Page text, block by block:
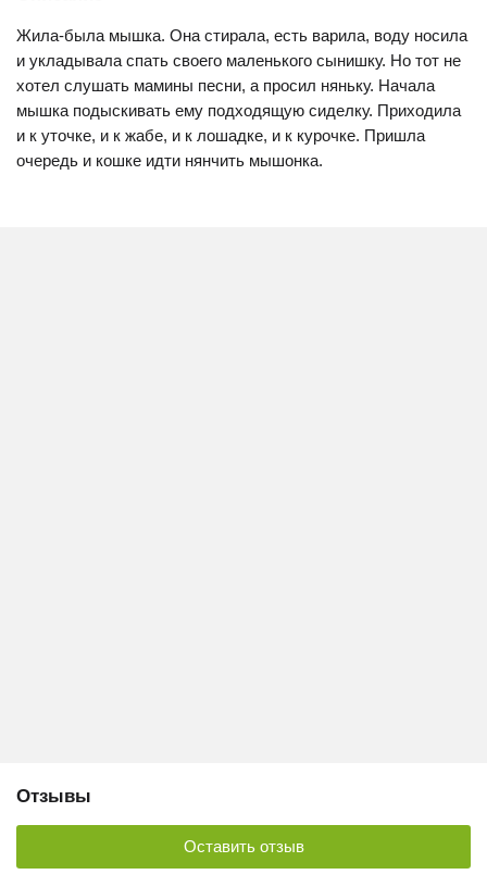
Жила-была мышка. Она стирала, есть варила, воду носила
и укладывала спать своего маленького сынишку. Но тот не
хотел слушать мамины песни, а просил няньку. Начала
мышка подыскивать ему подходящую сиделку. Приходила
и к уточке, и к жабе, и к лошадке, и к курочке. Пришла
очередь и кошке идти нянчить мышонка.
Отзывы
Оставить отзыв